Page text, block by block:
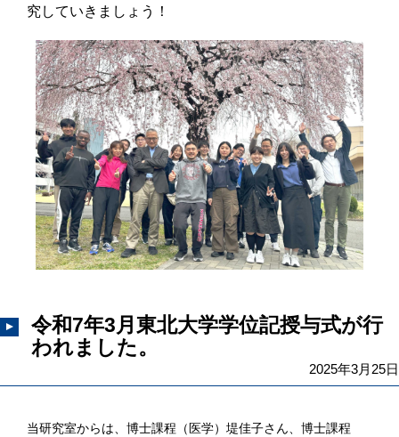
究していきましょう！
令和7年3月東北大学学位記授与式が行
われました。
2025年3月25日
当研究室からは、博士課程（医学）堤佳子さん、博士課程